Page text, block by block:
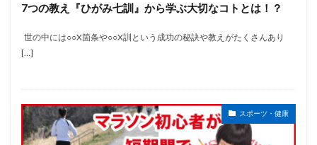
7つの教え『ひがみ七訓』から学ぶ大切なコトとは！？
世の中には○○X箇条や○○X訓という成功の秘訣や教えがたくさんあり
[…]
スポーツ・健康